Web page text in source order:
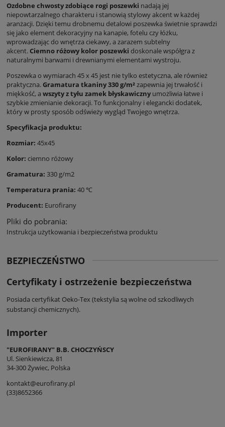
Ozdobne chwosty zdobiące rogi poszewki nadają jej
niepowtarzalnego charakteru i stanowią stylowy akcent w każdej
aranżacji. Dzięki temu drobnemu detalowi poszewka świetnie sprawdzi
się jako element dekoracyjny na kanapie, fotelu czy łóżku,
wprowadzając do wnętrza ciekawy, a zarazem subtelny
akcent. Ciemno różowy kolor poszewki doskonale współgra z
naturalnymi barwami i drewnianymi elementami wystroju.
Poszewka o wymiarach 45 x 45 jest nie tylko estetyczna, ale również
praktyczna. Gramatura tkaniny 330 g/m² zapewnia jej trwałość i
miękkość, a wszyty z tyłu zamek błyskawiczny umożliwia łatwe i
szybkie zmienianie dekoracji. To funkcjonalny i elegancki dodatek,
który w prosty sposób odświeży wygląd Twojego wnętrza.
Specyfikacja produktu:
Rozmiar: 45x45
Kolor: ciemno różowy
Gramatura: 330 g/m2
Temperatura prania: 40 ℃
Producent: Eurofirany
Pliki do pobrania:
Instrukcja użytkowania i bezpieczeństwa produktu
BEZPIECZEŃSTWO
Certyfikaty i ostrzeżenie bezpieczeństwa
Posiada certyfikat Oeko-Tex (tekstylia są wolne od szkodliwych
substancji chemicznych).
Importer
"EUROFIRANY" B.B. CHOCZYŃSCY
Ul. Sienkiewicza, 81
34-300 Żywiec, Polska
kontakt@eurofirany.pl
(33)8652366